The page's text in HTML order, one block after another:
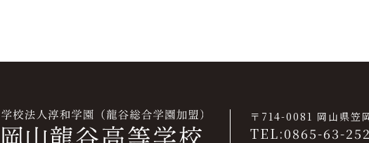
〒714-0081 岡山県笠
TEL:0865-63-